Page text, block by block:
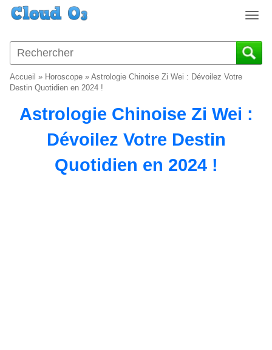
T
g
g
Accueil » Horoscope » Astrologie Chinoise Zi Wei : Dévoilez Votre
Destin Quotidien en 2024 !
Astrologie Chinoise Zi Wei :
Dévoilez Votre Destin
Quotidien en 2024 !